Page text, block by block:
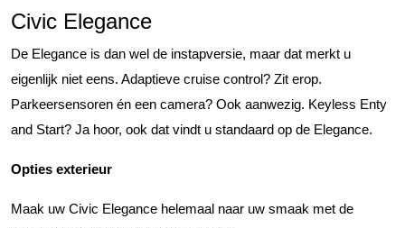
Civic Elegance
De Elegance is dan wel de instapversie, maar dat merkt u
eigenlijk niet eens. Adaptieve cruise control? Zit erop.
Parkeersensoren én een camera? Ook aanwezig. Keyless Enty
and Start? Ja hoor, ook dat vindt u standaard op de Elegance.
Opties exterieur
Maak uw Civic Elegance helemaal naar uw smaak met de